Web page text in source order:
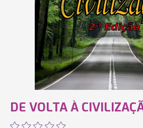
DE VOLTA À